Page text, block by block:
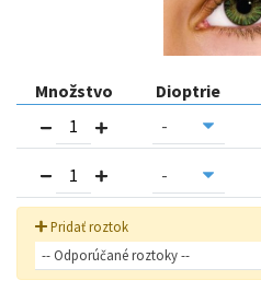
Množstvo Dioptrie
Pridať roztok